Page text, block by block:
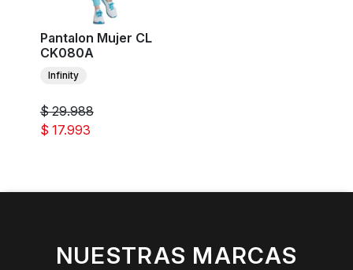
Pantalon Mujer CL
CK080A
Infinity
$ 29.988
$ 17.993
NUESTRAS MARCAS